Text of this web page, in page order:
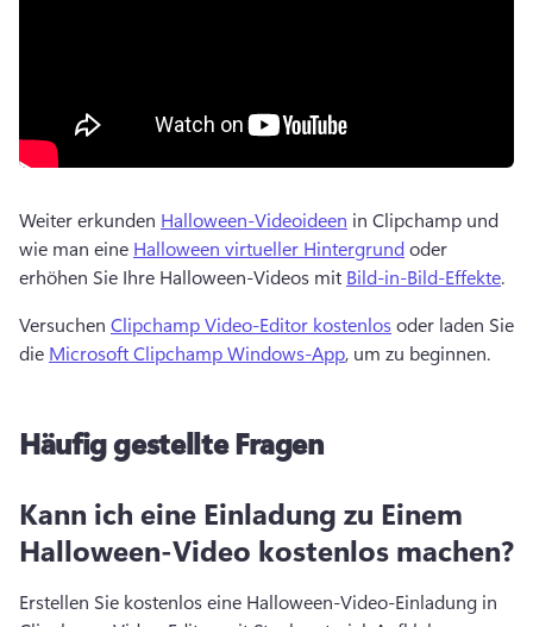
Weiter erkunden Halloween-Videoideen in Clipchamp und
wie man eine Halloween virtueller Hintergrund oder
erhöhen Sie Ihre Halloween-Videos mit Bild-in-Bild-Effekte.
Versuchen Clipchamp Video-Editor kostenlos oder laden Sie
die Microsoft Clipchamp Windows-App, um zu beginnen.
Häufig gestellte Fragen
Kann ich eine Einladung zu Einem
Halloween-Video kostenlos machen?
Erstellen Sie kostenlos eine Halloween-Video-Einladung in